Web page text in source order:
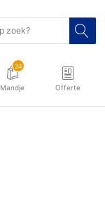
24
Mandje Offerte